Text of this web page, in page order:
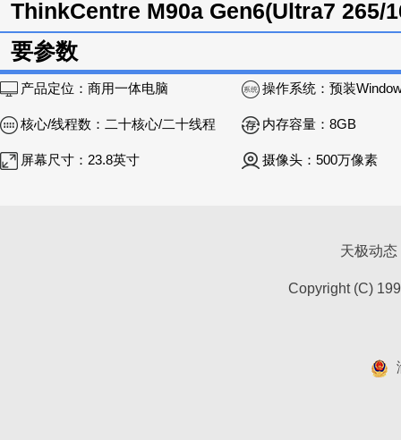
ThinkCentre M90a Gen6(Ultra7 265/
要参数
产品定位： 商用一体电脑 操作系统： 预装Windows 11 家庭单
核心/线程数： 二十核心/二十线程 内存容量： 8GB
屏幕尺寸： 23.8英寸 摄像头： 500万像素
天极动态
Copyright (C)